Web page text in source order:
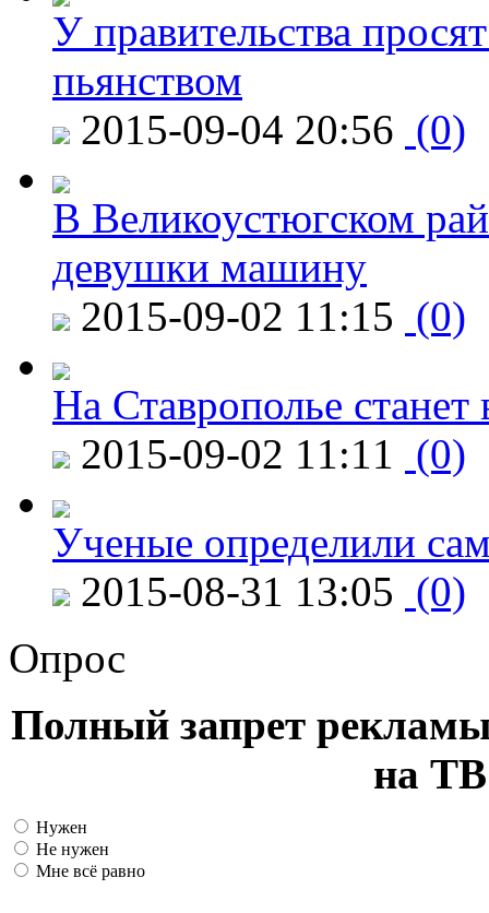
У правительства
пьянством
2015-09-04 20:56 (0)
В Великоустюгском
девушки машину
2015-09-02 11:15 (0)
На Ставрополье
2015-09-02 11:11 (0)
Ученые определили
2015-08-31 13:05 (0)
Опрос
Полный запрет
на ТВ
Нужен
Не нужен
Мне всё равно